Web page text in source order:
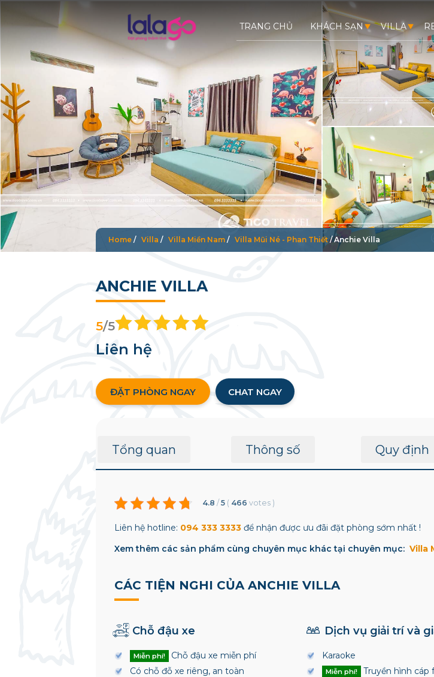
TRANG CHỦ KHÁCH SẠN VILLA
Home / Villa / Villa Miền Nam / Villa Mũi Né - Phan Thiết/ Anchie Villa
ANCHIE VILLA
5/5
Liên hệ
ĐẶT PHÒNG NGAY CHAT NGAY
Tổng quan Thông số Quy định
4.8 / 5 ( 466 votes )
Liên hệ hotline: 094 333 3333để nhận được ưu đãi đặt phòng sớm nhất !
Xem thêm các sản phẩm cùng chuyên mục khác tại chuyên mục: Villa
CÁC TIỆN NGHI CỦA ANCHIE VILLA
Chỗ đậu xe
Miễn phí!
Chỗ đậu xe miễn phí
Có chỗ đỗ xe riêng, an toàn
Dịch vụ giải trí và
Karaoke
Miễn phí! Truyền hình cáp